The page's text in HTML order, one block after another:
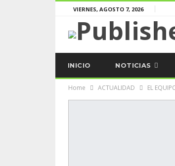
VIERNES, AGOSTO 7, 2026
INICIO NOTICIAS
Home ACTUALIDAD EL